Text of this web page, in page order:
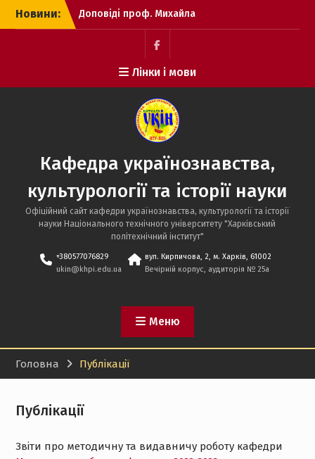
Перейти
Новини:
Доповіді проф. Михайла
Красікова на наукових
День Героїв України на
українознавства,
культурології та історії
науки НТУ “ХПІ”
Виступ проф. М.
Українському радіо
Анонс 25-ої
Всеукраїнської наукової
конференції «Актуальні
питання історії науки і
техніки»: запрошення до
Участь доцента Ігоря
гуманітаристики
Сторінка
кафедри
в
Facebook
Лінки і мови
Кафедра українознавства,
культурології та історії науки
Офіційний сайт кафедри українознавства, культурології та історії
науки Національного технічного університету "Харківський
політехнічний інститут"
+380577076829
ukin@khpi.edu.ua
вул. Кирпичова, 2, м. Харків, 61002
Вечірній корпус, аудиторія № 25a
Меню
Головна Публікації
Публікації
Звіти про методичну та видавничу роботу кафедри